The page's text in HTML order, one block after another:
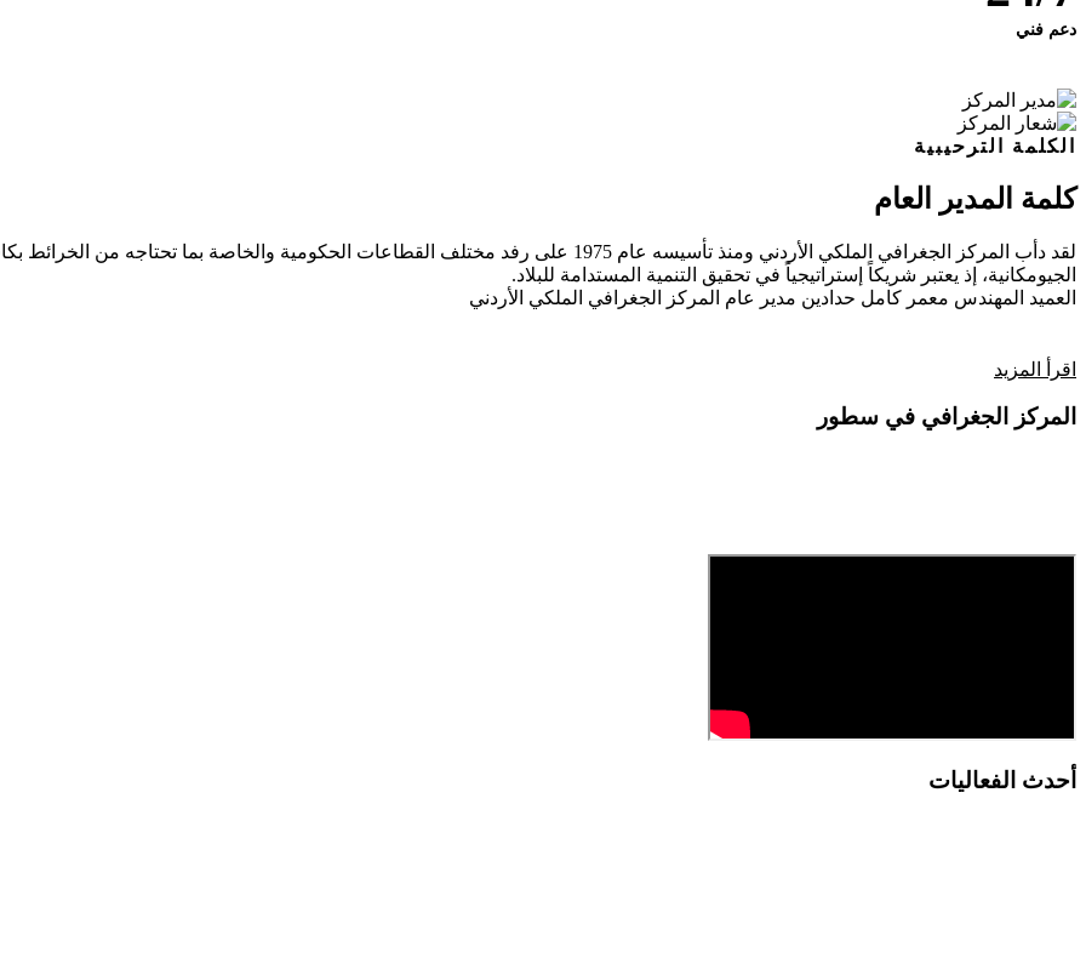
دعم فني
الكلمة الترحيبية
كلمة المدير العام
لقد دأب المركز الجغرافي الملكي الأردني ومنذ تأسيسه عام 1975 على رفد مختلف القطاعات الحكومية
الجيومكانية، إذ يعتبر شريكاً إستراتيجياً في تحقيق التنمية المستدامة للبلاد.
العميد المهندس معمر كامل حدادين مدير عام المركز الجغرافي الملكي الأردني
اقرأ المزيد
المركز الجغرافي في سطور
أحدث الفعاليات